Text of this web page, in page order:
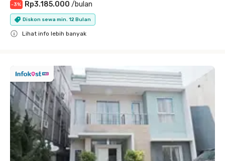
-3% Rp3.185.000 /bulan
Diskon sewa min. 12 Bulan
Lihat info lebih banyak